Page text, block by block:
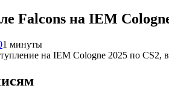
Falcons на IEM
1 минуты
на IEM Cologne 2025 по CS2,